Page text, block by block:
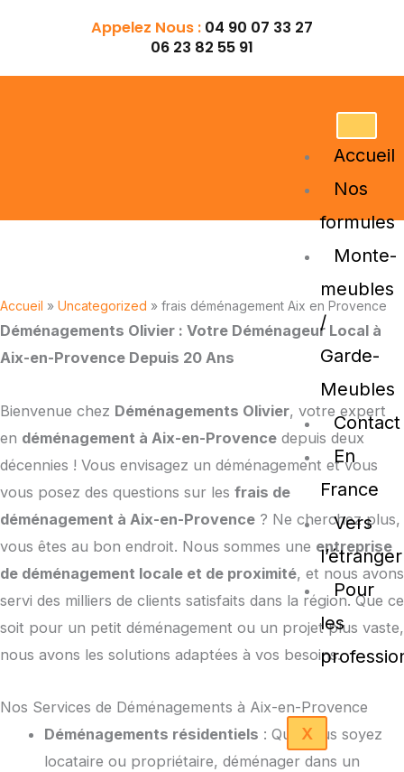
Appelez Nous : 04 90 07 33 27
06 23 82 55 91
Accueil
Nos
formules
Monte-
meubles
/
Garde-
Meubles
Contact
En
France
Vers
l’étranger
Pour
les
X
Accueil » Uncategorized » frais déménagement Aix en Provence
Déménagements Olivier : Votre Déménageur Local à
Aix-en-Provence Depuis 20 Ans
Bienvenue chez Déménagements Olivier, votre expert
en déménagement à Aix-en-Provence depuis deux
décennies ! Vous envisagez un déménagement et vous
vous posez des questions sur les frais de
déménagement à Aix-en-Provence ? Ne cherchez plus,
vous êtes au bon endroit. Nous sommes une entreprise
de déménagement locale et de proximité, et nous avons
servi des milliers de clients satisfaits dans la région. Que ce
soit pour un petit déménagement ou un projet plus vaste,
nous avons les solutions adaptées à vos besoins.
Nos Services de Déménagements à Aix-en-Provence
Déménagements résidentiels : Que vous soyez
locataire ou propriétaire, déménager dans un